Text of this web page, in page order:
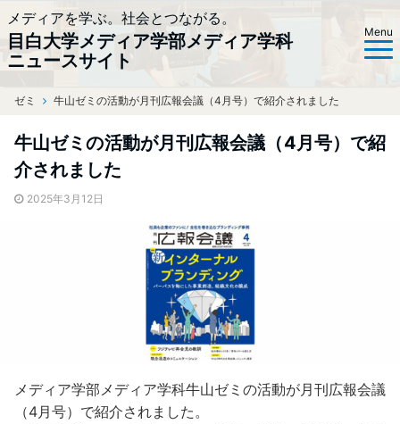
メディアを学ぶ。社会とつながる。
目白大学メディア学部メディア学科
ニュースサイト
Menu
ホーム
ゼミ 牛山ゼミの活動が月刊広報会議（4月号）で紹介されました
牛山ゼミの活動が月刊広報会議（4月号）で紹
介されました
2025年3月12日
メディア学部メディア学科牛山ゼミの活動が月刊広報会議
（4月号）で紹介されました。